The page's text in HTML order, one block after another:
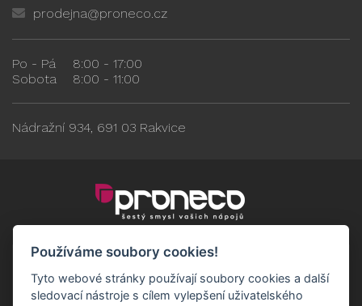
prodejna@proneco.cz
Po - Pá
8:00 - 17:00
Sobota
8:00 - 11:00
Nádražní 934, 691 03 Rakvice
Používáme soubory cookies!
Tyto webové stránky používají soubory cookies a další
sledovací nástroje s cílem vylepšení uživatelského